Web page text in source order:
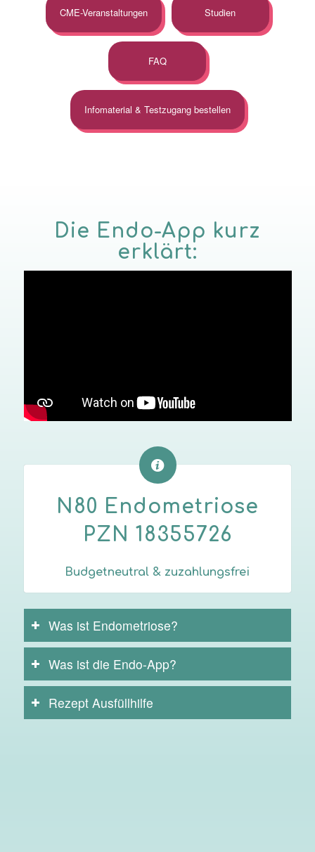
CME-Veranstaltungen Studien
FAQ
Infomaterial & Testzugang bestellen
Die Endo-App kurz
erklärt:
N80 Endometriose
PZN 18355726
Budgetneutral & zuzahlungsfrei
Was ist Endometriose?
Was ist die Endo-App?
Rezept Ausfüllhilfe